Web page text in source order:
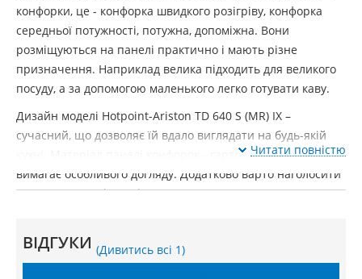
конфорки, це - конфорка швидкого розігріву, конфорка
середньої потужності, потужна, допоміжна. Вони
розміщуються на панелі практично і мають різне
призначення. Наприклад велика підходить для великого
посуду, а за допомогою маленького легко готувати каву.
Дизайн моделі Hotpoint-Ariston TD 640 S (MR) IX –
сучасний, що дозволяє їй вдало виглядати на будь-якій
кухні. Матеріал панелі конфорок - гартоване скло, не
вимагає особливого догляду. Додатково варто наголосити
на компактності розміщення.
Читати повністю
ВІДГУКИ (Дивитись всі 1)